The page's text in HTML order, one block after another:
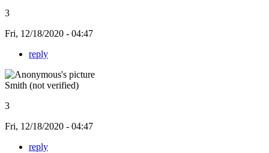
3
Fri, 12/18/2020 - 04:47
reply
Smith (not verified)
3
Fri, 12/18/2020 - 04:47
reply